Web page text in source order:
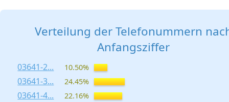
Verteilung der Telefonummern
Anfangsziffer
03641-2... 10.50%
03641-3... 24.45%
03641-4... 22.16%